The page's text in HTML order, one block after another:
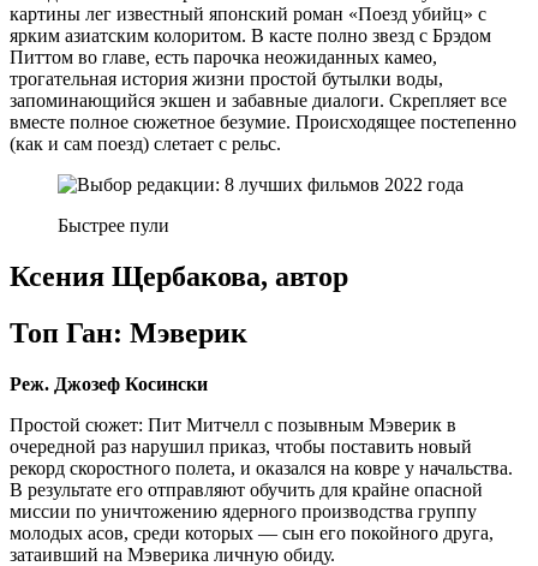
картины лег известный японский роман «Поезд убийц» с
ярким азиатским колоритом. В касте полно звезд с Брэдом
Питтом во главе, есть парочка неожиданных камео,
трогательная история жизни простой бутылки воды,
запоминающийся экшен и забавные диалоги. Скрепляет все
вместе полное сюжетное безумие. Происходящее постепенно
(как и сам поезд) слетает с рельс.
Быстрее пули
Ксения Щербакова, автор
Топ Ган: Мэверик
Реж. Джозеф Косински
Простой сюжет: Пит Митчелл с позывным Мэверик в
очередной раз нарушил приказ, чтобы поставить новый
рекорд скоростного полета, и оказался на ковре у начальства.
В результате его отправляют обучить для крайне опасной
миссии по уничтожению ядерного производства группу
молодых асов, среди которых — сын его покойного друга,
затаивший на Мэверика личную обиду.